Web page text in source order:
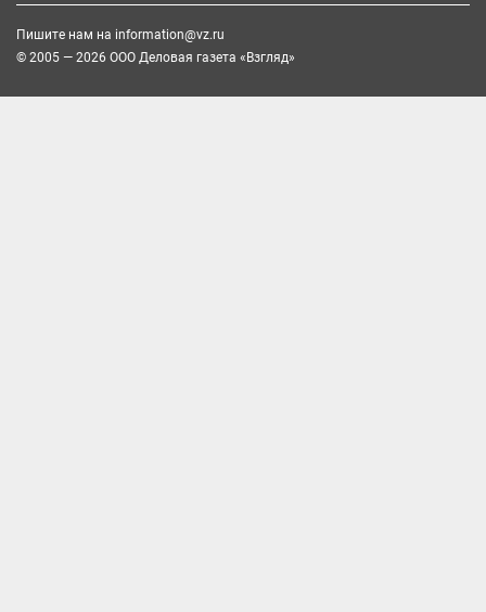
Пишите нам на information@vz.ru
© 2005 — 2026 ООО Деловая газета «Взгляд»